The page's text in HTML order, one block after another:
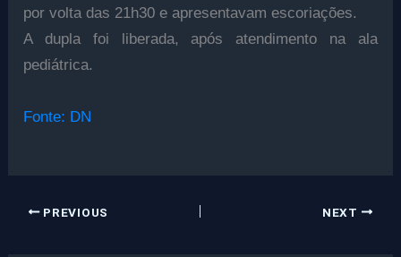
por volta das 21h30 e apresentavam escoriações.
A dupla foi liberada, após atendimento na ala
pediátrica.
Fonte: DN
PREVIOUS NEXT